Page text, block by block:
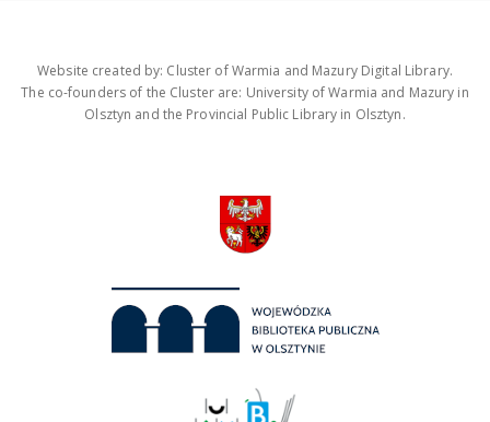
Website created by: Cluster of Warmia and Mazury Digital Library.
The co-founders of the Cluster are: University of Warmia and Mazury in
Olsztyn and the Provincial Public Library in Olsztyn.